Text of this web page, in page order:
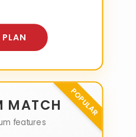
PLAN
POPULAR
MATCH
features